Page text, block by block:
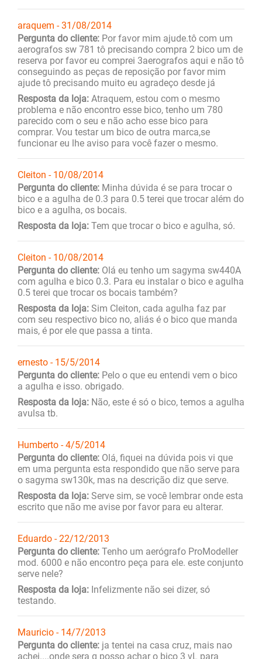
araquem - 31/08/2014
Pergunta do cliente: Por favor mim ajude.tô com um
aerografos sw 781 tô precisando compra 2 bico um de
reserva por favor eu comprei 3aerografos aqui e não tô
conseguindo as peças de reposição por favor mim
ajude tô precisando muito eu agradeço desde já
Resposta da loja: Atraquem, estou com o mesmo
problema e não encontro esse bico, tenho um 780
parecido com o seu e não acho esse bico para
comprar. Vou testar um bico de outra marca,se
funcionar eu lhe aviso para você fazer o mesmo.
Cleiton - 10/08/2014
Pergunta do cliente: Minha dúvida é se para trocar o
bico e a agulha de 0.3 para 0.5 terei que trocar além do
bico e a agulha, os bocais.
Resposta da loja: Tem que trocar o bico e agulha, só.
Cleiton - 10/08/2014
Pergunta do cliente: Olá eu tenho um sagyma sw440A
com agulha e bico 0.3. Para eu instalar o bico e agulha
0.5 terei que trocar os bocais também?
Resposta da loja: Sim Cleiton, cada agulha faz par
com seu respectivo bico no, aliás é o bico que manda
mais, é por ele que passa a tinta.
ernesto - 15/5/2014
Pergunta do cliente: Pelo o que eu entendi vem o bico
a agulha e isso. obrigado.
Resposta da loja: Não, este é só o bico, temos a agulha
avulsa tb.
Humberto - 4/5/2014
Pergunta do cliente: Olá, fiquei na dúvida pois vi que
em uma pergunta esta respondido que não serve para
o sagyma sw130k, mas na descrição diz que serve.
Resposta da loja: Serve sim, se você lembrar onde esta
escrito que não me avise por favor para eu alterar.
Eduardo - 22/12/2013
Pergunta do cliente: Tenho um aerógrafo ProModeller
mod. 6000 e não encontro peça para ele. este conjunto
serve nele?
Resposta da loja: Infelizmente não sei dizer, só
testando.
Mauricio - 14/7/2013
Pergunta do cliente: ja tentei na casa cruz, mais nao
achei....onde sera q posso achar o bico 3 vL para